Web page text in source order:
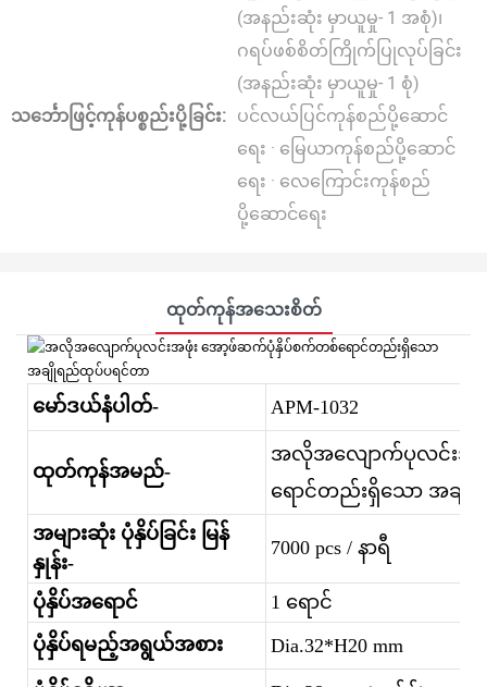
(အနည်းဆုံး မှာယူမှု- 1 အစုံ)၊
ဂရပ်ဖစ်စိတ်ကြိုက်ပြုလုပ်ခြင်း
(အနည်းဆုံး မှာယူမှု- 1 စုံ)
သင်္ဘောဖြင့်ကုန်ပစ္စည်းပို့ခြင်း: ပင်လယ်ပြင်ကုန်စည်ပို့ဆောင်
ရေး · မြေယာကုန်စည်ပို့ဆောင်
ရေး · လေကြောင်းကုန်စည်
ပို့ဆောင်ရေး
ထုတ်ကုန်အသေးစိတ်
မော်ဒယ်နံပါတ်- APM-1032
ထုတ်ကုန်အမည်-
အလိုအလျောက်ပုလင်းအ
ရောင်တည်းရှိသော အခ
အများဆုံး ပုံနှိပ်ခြင်း မြန်
နှုန်း-
7000 pcs / နာရီ
ပုံနှိပ်အရောင်
1 ရောင်
ပုံနှိပ်ရမည့်အရွယ်အစား
Dia.32*H20 mm